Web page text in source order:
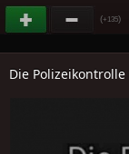
(+135)
Die